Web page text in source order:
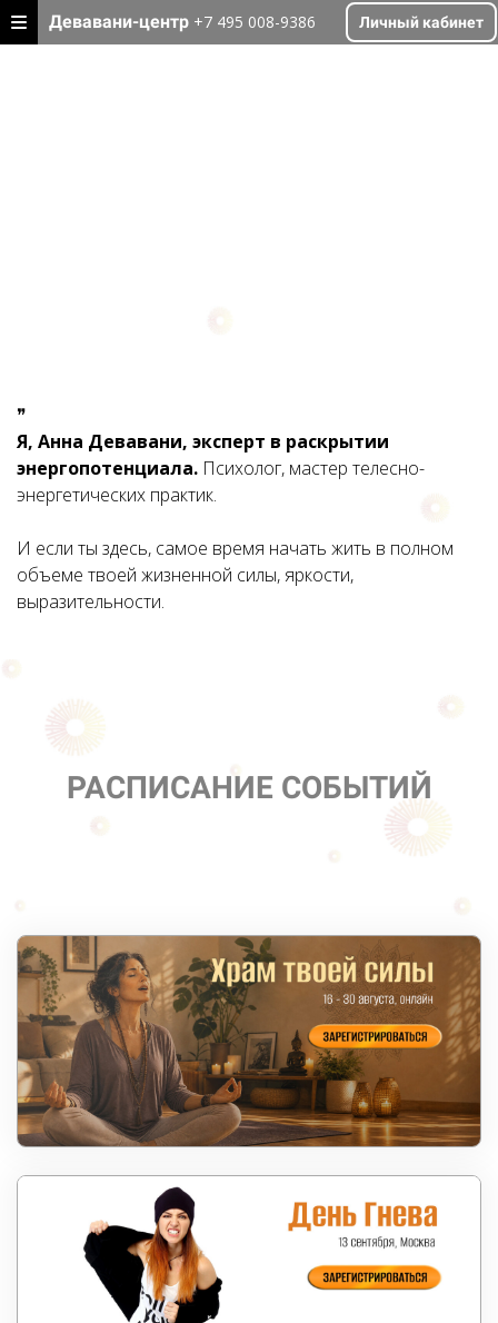
Девавани-центр +7 495 008-9386 Личный кабинет
❞
Я, Анна Девавани, эксперт в раскрытии
энергопотенциала. Психолог, мастер телесно-
энергетических практик.
И если ты здесь, самое время начать жить в полном
объеме твоей жизненной силы, яркости,
выразительности.
РАСПИСАНИЕ СОБЫТИЙ